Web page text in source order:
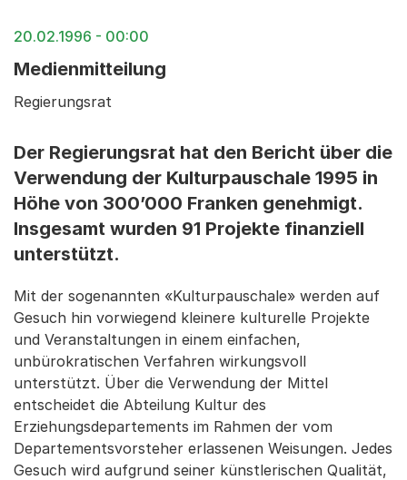
20.02.1996 - 00:00
Medienmitteilung
Regierungsrat
Der Regierungsrat hat den Bericht über die
Verwendung der Kulturpauschale 1995 in
Höhe von 300’000 Franken genehmigt.
Insgesamt wurden 91 Projekte finanziell
unterstützt.
Mit der sogenannten «Kulturpauschale» werden auf
Gesuch hin vorwiegend kleinere kulturelle Projekte
und Veranstaltungen in einem einfachen,
unbürokratischen Verfahren wirkungsvoll
unterstützt. Über die Verwendung der Mittel
entscheidet die Abteilung Kultur des
Erziehungsdepartements im Rahmen der vom
Departementsvorsteher erlassenen Weisungen. Jedes
Gesuch wird aufgrund seiner künstlerischen Qualität,